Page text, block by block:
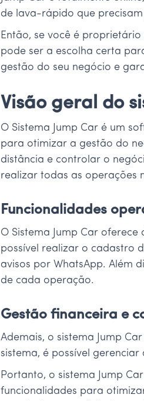
de lava-rápido que
Então, se você é
pode ser a escolha certa
gestão do seu negócio e
Visão geral do
O Sistema Jump Car é um
para otimizar a gestão do
distância e controlar o
realizar todas as operações
Funcionalidades
O Sistema Jump Car
possível realizar o cadastro
avisos por WhatsApp. Além
de cada operação.
Gestão financeira e
Ademais, o sistema Jump
sistema, é possível
Portanto, o sistema Jump
funcionalidades para